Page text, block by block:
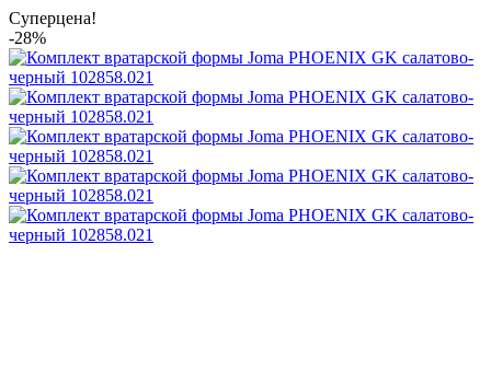
Суперцена!
-28%